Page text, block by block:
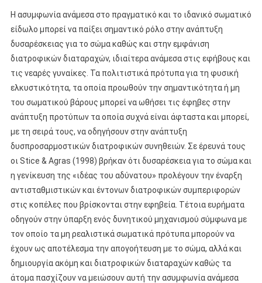
Η ασυμφωνία ανάμεσα στο πραγματικό και το ιδανικό σωματικό
είδωλο μπορεί να παίξει σημαντικό ρόλο στην ανάπτυξη
δυσαρέσκειας για το σώμα καθώς και στην εμφάνιση
διατροφικών διαταραχών, ιδιαίτερα ανάμεσα στις εφήβους και
τις νεαρές γυναίκες. Τα πολιτιστικά πρότυπα για τη φυσική
ελκυστικότητα, τα οποία προωθούν την σημαντικότητα ή μη
του σωματικού βάρους μπορεί να ωθήσει τις έφηβες στην
ανάπτυξη προτύπων τα οποία συχνά είναι άφταστα και μπορεί,
με τη σειρά τους, να οδηγήσουν στην ανάπτυξη
δυσπροσαρμοστικών διατροφικών συνηθειών. Σε έρευνά τους
οι Stice & Agras (1998) βρήκαν ότι δυσαρέσκεια για το σώμα και
η γενίκευση της «ιδέας του αδύνατου» προλέγουν την έναρξη
αντισταθμιστικών και έντονων διατροφικών συμπεριφορών
στις κοπέλες που βρίσκονται στην εφηβεία. Τέτοια ευρήματα
οδηγούν στην ύπαρξη ενός δυνητικού μηχανισμού σύμφωνα με
τον οποίο τα μη ρεαλιστικά σωματικά πρότυπα μπορούν να
έχουν ως αποτέλεσμα την απογοήτευση με το σώμα, αλλά και
δημιουργία ακόμη και διατροφικών διαταραχών καθώς τα
άτομα πασχίζουν να μειώσουν αυτή την ασυμφωνία ανάμεσα